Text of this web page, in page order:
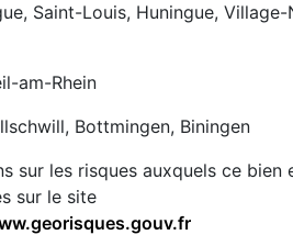
Saint-Louis, Huningue, Village-
am-Rhein
Bottmingen, Biningen
sur les risques auxquels ce bien
sur le site